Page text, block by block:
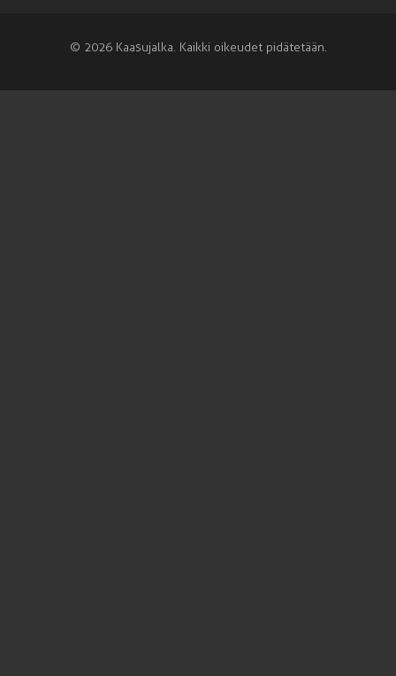
© 2026 Kaasujalka. Kaikki oikeudet pidätetään.